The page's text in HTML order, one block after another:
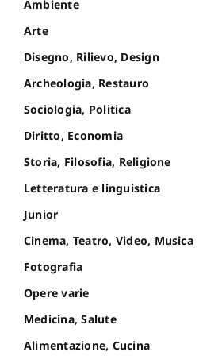
Ambiente
Arte
Disegno, Rilievo, Design
Archeologia, Restauro
Sociologia, Politica
Diritto, Economia
Storia, Filosofia, Religione
Letteratura e linguistica
Junior
Cinema, Teatro, Video, Musica
Fotografia
Opere varie
Medicina, Salute
Alimentazione, Cucina